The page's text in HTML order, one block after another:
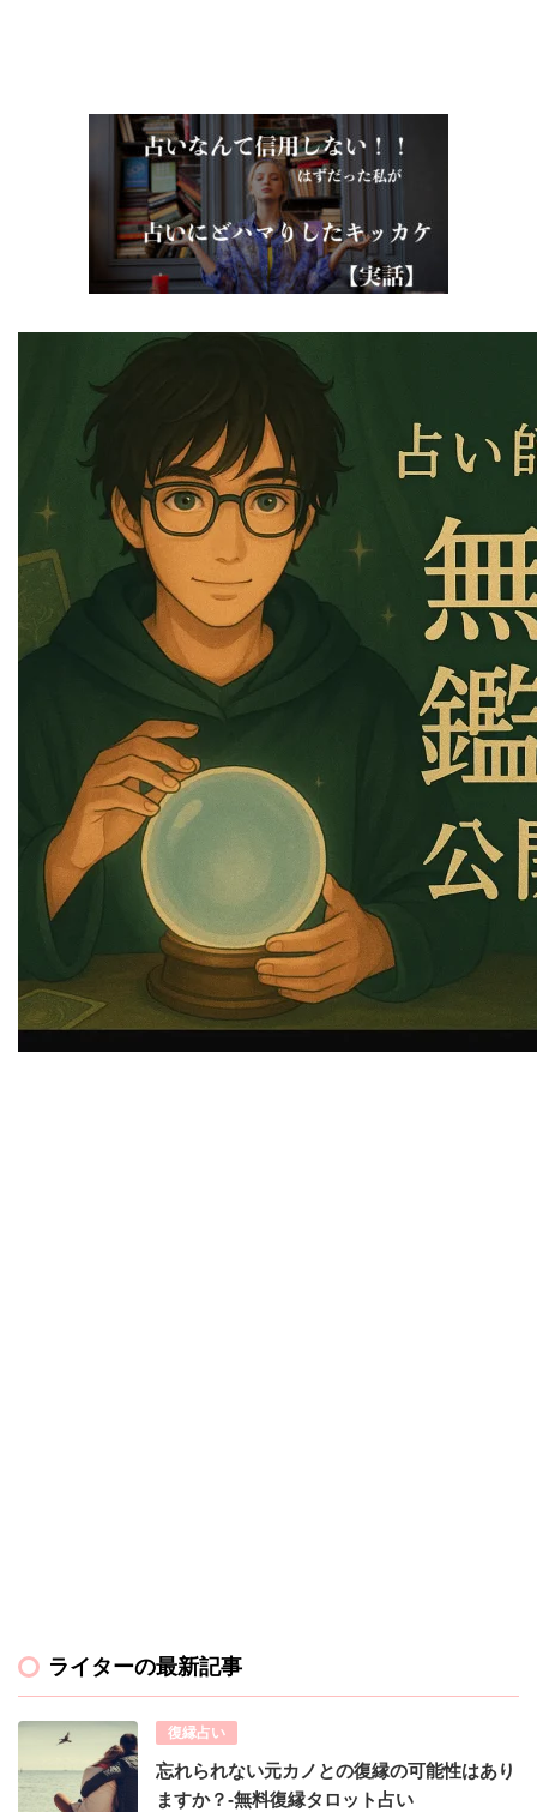
ライターの最新記事
復縁占い
忘れられない元カノとの復縁の可能性はあり
ますか？-無料復縁タロット占い